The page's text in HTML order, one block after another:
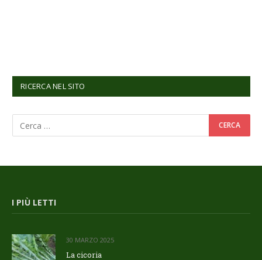
RICERCA NEL SITO
I PIÙ LETTI
30 MARZO 2025
La cicoria